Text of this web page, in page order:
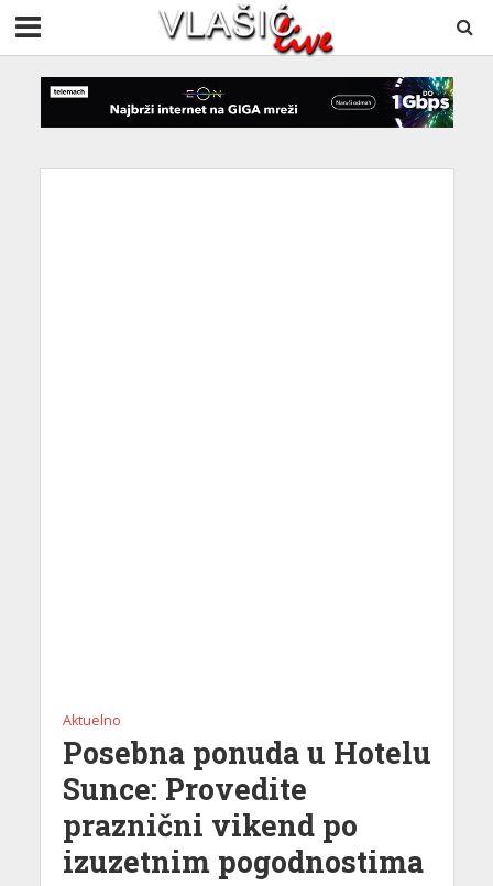
Aktuelno
Posebna ponuda u Hotelu
Sunce: Provedite
praznični vikend po
izuzetnim pogodnostima